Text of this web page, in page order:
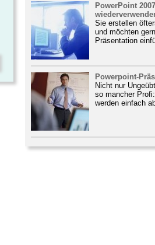
PowerPoint
Sie erstellen
und möchten
Präsentation
Powerpoint-
Nicht nur
so mancher
werden einfach